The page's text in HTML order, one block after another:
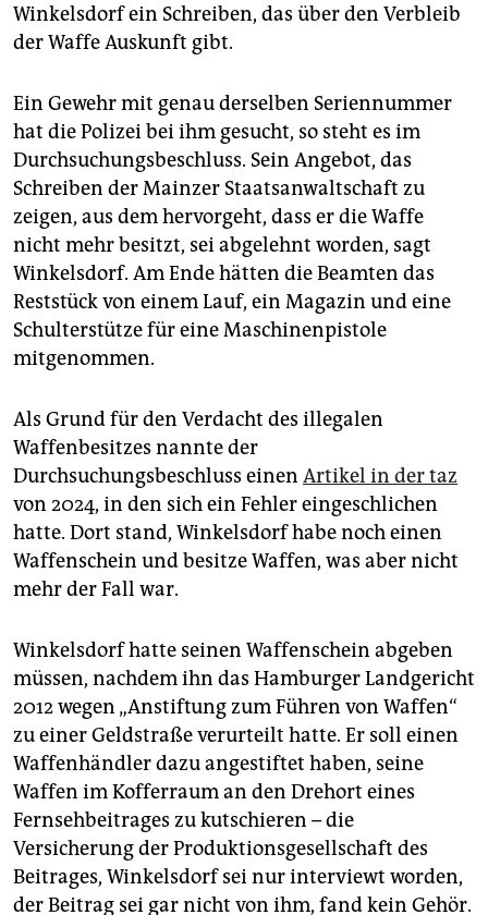
Winkelsdorf ein Schreiben, das über den Verbleib
der Waffe Auskunft gibt.
Ein Gewehr mit genau derselben Seriennummer
hat die Polizei bei ihm gesucht, so steht es im
Durchsuchungsbeschluss. Sein Angebot, das
Schreiben der Mainzer Staatsanwaltschaft zu
zeigen, aus dem hervorgeht, dass er die Waffe
nicht mehr besitzt, sei abgelehnt worden, sagt
Winkelsdorf. Am Ende hätten die Beamten das
Reststück von einem Lauf, ein Magazin und eine
Schulterstütze für eine Maschinenpistole
mitgenommen.
Als Grund für den Verdacht des illegalen
Waffenbesitzes nannte der
Durchsuchungsbeschluss einen Artikel in der taz
von 2024, in den sich ein Fehler eingeschlichen
hatte. Dort stand, Winkelsdorf habe noch einen
Waffenschein und besitze Waffen, was aber nicht
mehr der Fall war.
Winkelsdorf hatte seinen Waffenschein abgeben
müssen, nachdem ihn das Hamburger Landgericht
2012 wegen „Anstiftung zum Führen von Waffen“
zu einer Geldstraße verurteilt hatte. Er soll einen
Waffenhändler dazu angestiftet haben, seine
Waffen im Kofferraum an den Drehort eines
Fernsehbeitrages zu kutschieren – die
Versicherung der Produktionsgesellschaft des
Beitrages, Winkelsdorf sei nur interviewt worden,
der Beitrag sei gar nicht von ihm, fand kein Gehör.